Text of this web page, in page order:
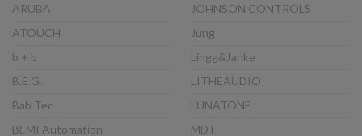
ARUBA
ATOUCH
b + b
B.E.G.
Bab Tec
BEMI Automation
JOHNSON CONTROLS
Jung
Lingg&Janke
LITHEAUDIO
LUNATONE
MDT